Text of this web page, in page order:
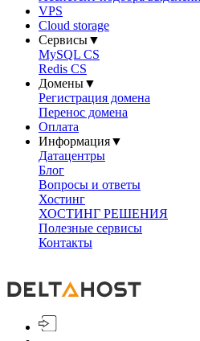
VPS
Cloud storage
Сервисы▼
MySQL CS
Redis CS
Домены▼
Регистрация домена
Перенос домена
Оплата
Информация▼
Датацентры
Блог
Вопросы и ответы
Хостинг
ХОСТИНГ РЕШЕНИЯ
Полезные сервисы
Контакты